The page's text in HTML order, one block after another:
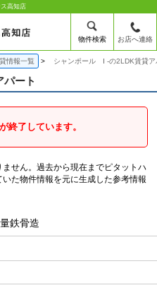
高知店
物件検索 お店へ連絡
情報一覧 シャンポール Ⅰ -の2LDK賃貸ア
ート
終了しています。
せん。過去から現在までピタットハ
た物件情報を元に生成した参考情報
鉄骨造